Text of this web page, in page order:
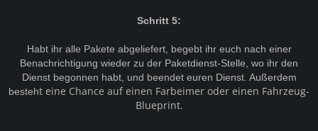
Schritt 5:
Habt ihr alle Pakete abgeliefert, begebt ihr euch nach einer
Benachrichtigung wieder zu der Paketdienst-Stelle, wo ihr den
Dienst begonnen habt, und beendet euren Dienst. Außerdem
besteht eine Chance auf einen Farbeimer oder einen Fahrzeug-
Blueprint.